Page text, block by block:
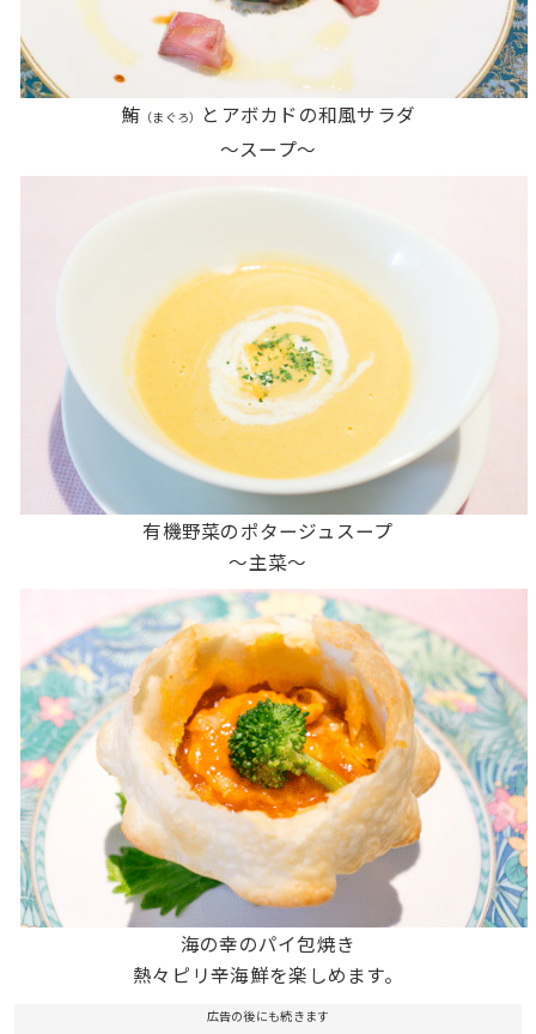
鮪 （まぐろ）
とアボカドの和風サラダ
〜スープ〜
有機野菜のポタージュスープ
〜主菜〜
海の幸のパイ包焼き
熱々ピリ辛海鮮を楽しめます。
広告の後にも続きます